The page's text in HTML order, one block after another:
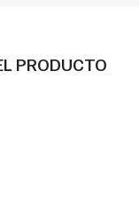
PRODUCTO